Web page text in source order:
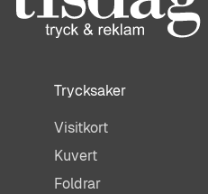
Trycksaker
Visitkort
Kuvert
Foldrar